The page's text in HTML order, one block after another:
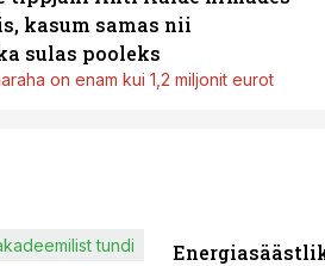
kasum samas nii
sulas pooleks
on enam kui 1,2 miljonit eurot
tundi